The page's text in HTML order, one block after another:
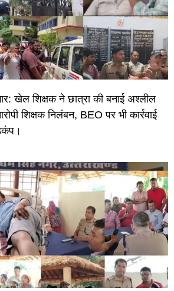
खेल शिक्षक ने छात्रा की बनाई अश्लील
शिक्षक निलंबन, BEO पर भी कार्रवाई